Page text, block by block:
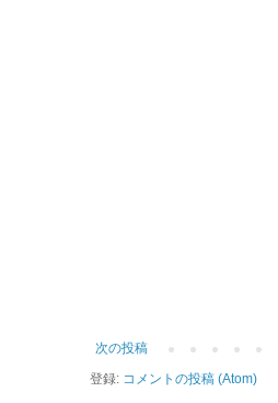
次の投稿
登録: コメントの投稿 (Atom)